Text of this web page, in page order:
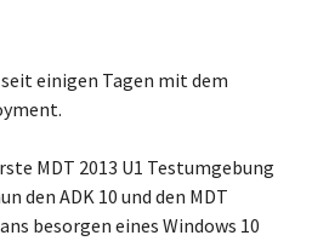
einigen Tagen mit dem
MDT 2013 U1 Testumgebung
den ADK 10 und den MDT
besorgen eines Windows 10